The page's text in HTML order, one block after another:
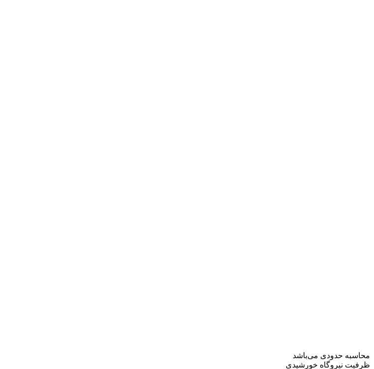
محاسبه حدودی می‌باشد
ظرفیت نیروگاه خورشیدی